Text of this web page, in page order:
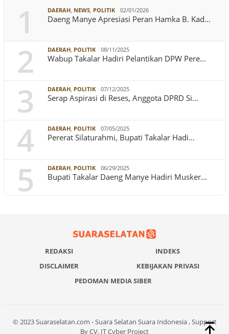
1 DAERAH, NEWS, POLITIK 02/01/2026
Daeng Manye Apresiasi Peran Hamka B. Kad…
2 DAERAH, POLITIK 08/11/2025
Wabup Takalar Hadiri Pelantikan DPW Pere…
3 DAERAH, POLITIK 07/12/2025
Serap Aspirasi di Reses, Anggota DPRD Si…
4 DAERAH, POLITIK 07/05/2025
Pererat Silaturahmi, Bupati Takalar Hadi…
5 DAERAH, POLITIK 06/29/2025
Bupati Takalar Daeng Manye Hadiri Musker…
REDAKSI
INDEKS
DISCLAIMER
KEBIJAKAN PRIVASI
PEDOMAN MEDIA SIBER
© 2023 Suaraselatan.com - Suara Selatan Suara Indonesia , Support
By CV. IT Cyber Project